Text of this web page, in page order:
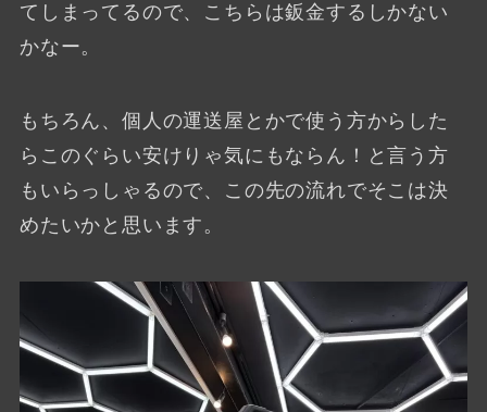
てしまってるので、こちらは鈑金するしかない
かなー。
もちろん、個人の運送屋とかで使う方からした
らこのぐらい安けりゃ気にもならん！と言う方
もいらっしゃるので、この先の流れでそこは決
めたいかと思います。